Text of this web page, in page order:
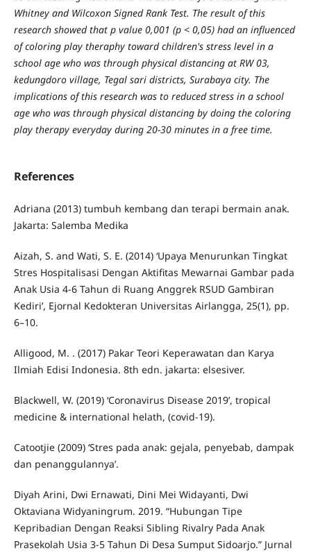
Whitney and Wilcoxon Signed Rank Test. The result of this
research showedthat p value 0,001 (p < 0,05) had an influenced
of coloring play theraphy towardchildren's stresslevelin a
school age who wasthrough physical distancing at RW 03,
kedungdoro village, Tegal sari districts, Surabaya city. The
implications of this research wasto reducedstress in a school
age whowas throughphysical distancingby doing thecoloring
play therapy everyday during 20-30 minutes in a free time.
References
Adriana (2013) tumbuh kembang dan terapi bermain anak.
Jakarta: Salemba Medika
Aizah, S. and Wati, S. E. (2014) ‘Upaya Menurunkan Tingkat
Stres Hospitalisasi Dengan Aktifitas Mewarnai Gambar pada
Anak Usia 4-6 Tahun di Ruang Anggrek RSUD Gambiran
Kediri’, Ejornal Kedokteran Universitas Airlangga, 25(1), pp.
6–10.
Alligood, M. . (2017) Pakar Teori Keperawatan dan Karya
Ilmiah Edisi Indonesia. 8th edn. jakarta: elsesiver.
Blackwell, W. (2019) ‘Coronavirus Disease 2019’, tropical
medicine & international helath, (covid-19).
Catootjie (2009) ‘Stres pada anak: gejala, penyebab, dampak
dan penanggulannya’.
Diyah Arini, Dwi Ernawati, Dini Mei Widayanti, Dwi
Oktaviana Widyaningrum. 2019. “Hubungan Tipe
Kepribadian Dengan Reaksi Sibling Rivalry Pada Anak
Prasekolah Usia 3-5 Tahun Di Desa Sumput Sidoarjo.” Jurnal